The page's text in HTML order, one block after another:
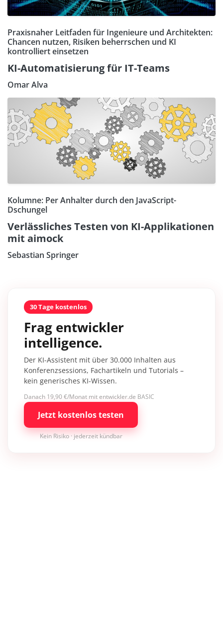
Praxisnaher Leitfaden für Ingenieure und Architekten:
Chancen nutzen, Risiken beherrschen und KI
kontrolliert einsetzen
KI-Automatisierung für IT-Teams
Omar Alva
Kolumne: Per Anhalter durch den JavaScript-
Dschungel
Verlässliches Testen von KI-Applikationen
mit aimock
Sebastian Springer
30 Tage kostenlos
Frag entwickler
intelligence.
Der KI-Assistent mit über 30.000 Inhalten aus
Konferenzsessions, Fachartikeln und Tutorials –
kein generisches KI-Wissen.
Danach 19,90 €/Monat mit entwickler.de BASIC
Jetzt kostenlos testen
Kein Risiko · jederzeit kündbar